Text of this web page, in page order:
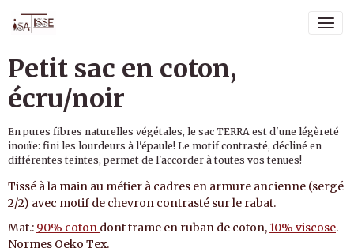
Petit sac en coton,
écru/noir
En pures fibres naturelles végétales, le sac TERRA est d'une légèreté
inouïe: fini les lourdeurs à l'épaule! Le motif contrasté, décliné en
différentes teintes, permet de l'accorder à toutes vos tenues!
Tissé à la main au métier à cadres en armure ancienne (sergé
2/2) avec motif de chevron contrasté sur le rabat.
Mat.: 90% coton dont trame en ruban de coton, 10% viscose.
Normes Oeko Tex.